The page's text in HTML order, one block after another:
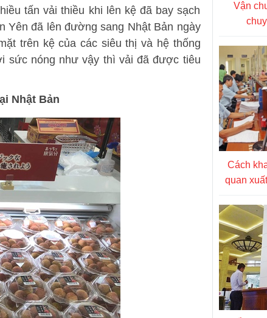
tấn vải thiều khi lên kệ đã bay sạch
Yên đã lên đường sang Nhật Bản ngày
trên kệ của các siêu thị và hệ thống
sức nóng như vậy thì vải đã được tiêu
Nhật Bản
Vận
Cách
quan